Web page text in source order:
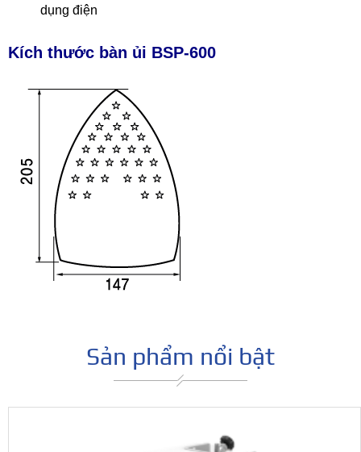
dụng điện
Kích thước bàn ủi BSP-600
Sản phẩm nổi bật